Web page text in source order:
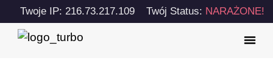
Twoje IP: 216.73.217.109 Twój Status: NARAŻONE!